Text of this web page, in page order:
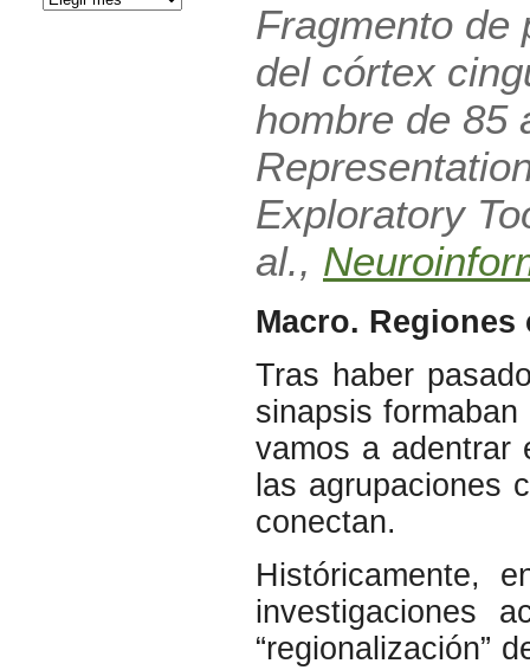
Fragmento de
del córtex
hombre de 85
Exploratory
al.,
Macro.
Tras haber
sinapsis
vamos a adentrar
las agrupaciones
conectan.
Históricamente,
investigaciones
“regionalización”